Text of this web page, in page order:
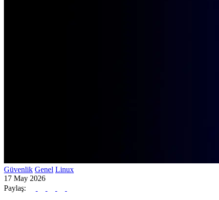
Güvenlik Genel Linux
17 May 2026
Paylaş: